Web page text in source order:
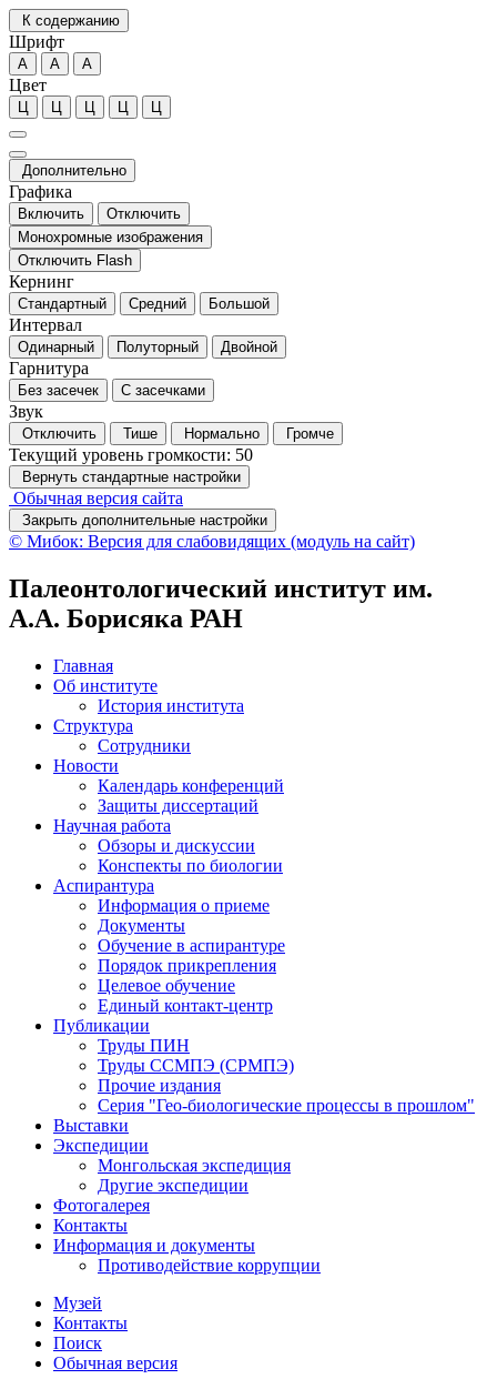
К содержанию
Шрифт
А А А
Цвет
Ц Ц Ц Ц Ц
Дополнительно
Графика
Включить
Отключить
Монохромные изображения
Отключить Flash
Кернинг
Стандартный Средний Большой
Интервал
Одинарный Полуторный Двойной
Гарнитура
Без засечек С засечками
Звук
Отключить Тише Нормально Громче
Текущий уровень громкости: 50
Вернуть стандартные настройки
Обычная версия сайта
Закрыть дополнительные настройки
© Мибок: Версия для слабовидящих (модуль на сайт)
Палеонтологический институт им.
А.А. Борисяка РАН
Главная
Об институте
История института
Структура
Сотрудники
Новости
Календарь конференций
Защиты диссертаций
Научная работа
Обзоры и дискуссии
Конспекты по биологии
Аспирантура
Информация о приеме
Документы
Обучение в аспирантуре
Порядок прикрепления
Целевое обучение
Единый контакт-центр
Публикации
Труды ПИН
Труды ССМПЭ (СРМПЭ)
Прочие издания
Серия "Гео-биологические процессы в прошлом"
Выставки
Экспедиции
Монгольская экспедиция
Другие экспедиции
Фотогалерея
Контакты
Информация и документы
Противодействие коррупции
Музей
Контакты
Поиск
Обычная версия